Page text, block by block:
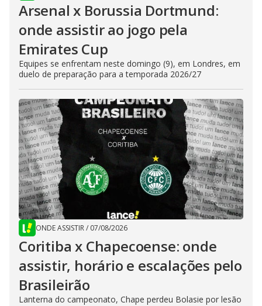
Arsenal x Borussia Dortmund:
onde assistir ao jogo pela
Emirates Cup
Equipes se enfrentam neste domingo (9), em Londres, em
duelo de preparação para a temporada 2026/27
ONDE ASSISTIR/ 07/08/2026
Coritiba x Chapecoense: onde
assistir, horário e escalações pelo
Brasileirão
Lanterna do campeonato, Chape perdeu Bolasie por lesão